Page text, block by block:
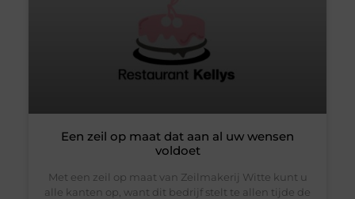
Een zeil op maat dat aan al uw wensen
voldoet
Met een zeil op maat van Zeilmakerij Witte kunt u
alle kanten op, want dit bedrijf stelt te allen tijde de